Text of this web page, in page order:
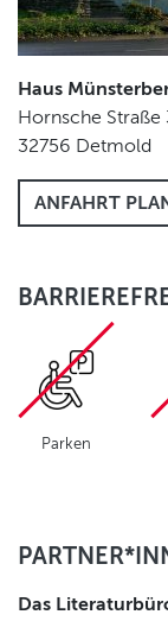
Haus
Hornsche Straße
32756 Detmold
ANFAHRT
Parken
Das